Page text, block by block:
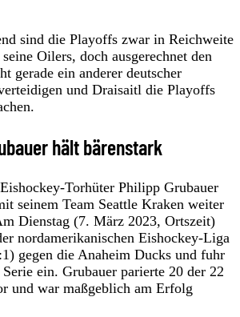
sind die Playoffs zwar in Reichweite
Oilers, doch ausgerechnet den
gerade ein anderer deutscher
und Draisaitl die Playoffs
hält bärenstark
Torhüter Philipp Grubauer
seinem Team Seattle Kraken weiter
Dienstag (7. März 2023, Ortszeit)
nordamerikanischen Eishockey-Liga
gegen die Anaheim Ducks und fuhr
ein. Grubauer parierte 20 der 22
und war maßgeblich am Erfolg